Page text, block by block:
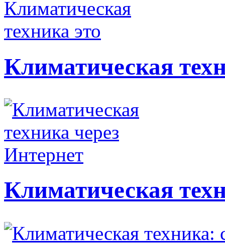
Климатическая
Климатическая